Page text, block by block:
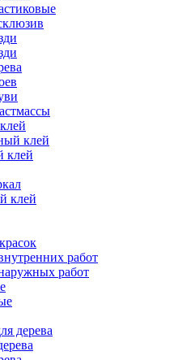
клей
клей
клей
работ
работ
дерева